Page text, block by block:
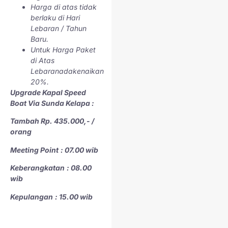
Karena jadi pusat
kabupaten, Pulau Pramuka
punya fasilitas yang relatif
lengkap. Ada puskesmas,
sekolah, pelabuhan yang
tertata rapi, dan bahkan
Wi-Fi di beberapa
penginapan. Jadi cocok
juga buat kamu yang mau
work from island, alias
Transportasi ke sini juga
Marina Ancol pakai
Muara Angke naik kapal
tradisional. Sesampainya
di pulau, semua tempat
bisa dijangkau dengan
Harga di atas tidak
berlaku di Hari
Lebaran / Tahun
Baru.
Untuk Harga Paket
di Atas
Lebaranadakenaikan
20%.
Upgrade Kapal Speed
Boat ViaSunda Kelapa:
Tambah Rp. 435.000,- /
orang
Meeting Point : 07.00 wib
Keberangkatan : 08.00
wib
Kepulangan : 15.00 wib